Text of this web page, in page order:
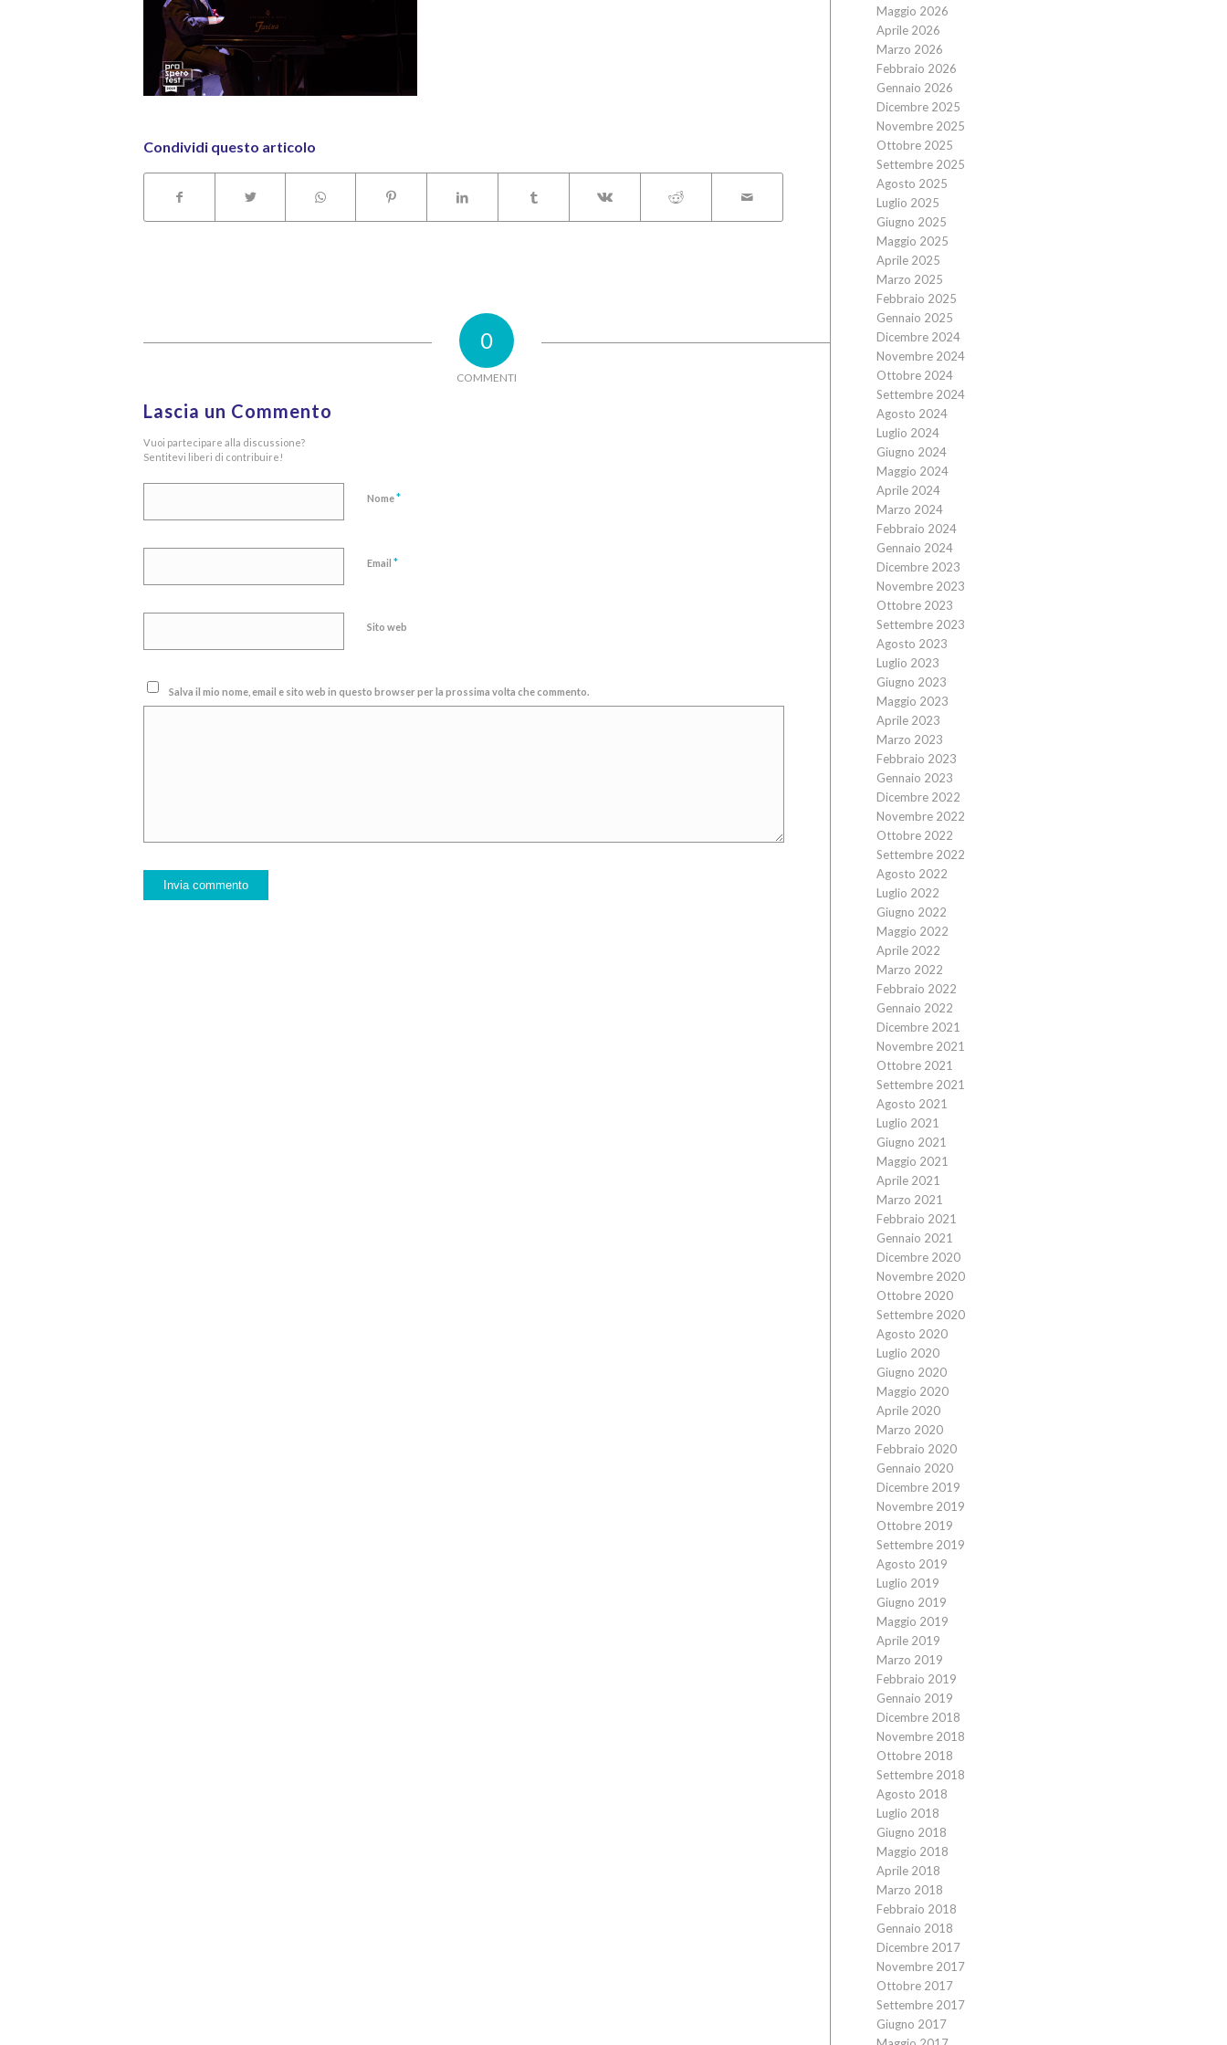
Condividi questo articolo
0
COMMENTI
Lascia un Commento
Vuoi partecipare alla discussione?
Sentitevi liberi di contribuire!
Nome*
Email *
Sito web
Salva il mio nome, email e sito web in questo browser per la prossima volta che commento.
Maggio 2026
Aprile 2026
Marzo 2026
Febbraio 2026
Gennaio 2026
Dicembre 2025
Novembre 2025
Ottobre 2025
Settembre 2025
Agosto 2025
Luglio 2025
Giugno 2025
Maggio 2025
Aprile 2025
Marzo 2025
Febbraio 2025
Gennaio 2025
Dicembre 2024
Novembre 2024
Ottobre 2024
Settembre 2024
Agosto 2024
Luglio 2024
Giugno 2024
Maggio 2024
Aprile 2024
Marzo 2024
Febbraio 2024
Gennaio 2024
Dicembre 2023
Novembre 2023
Ottobre 2023
Settembre 2023
Agosto 2023
Luglio 2023
Giugno 2023
Maggio 2023
Aprile 2023
Marzo 2023
Febbraio 2023
Gennaio 2023
Dicembre 2022
Novembre 2022
Ottobre 2022
Settembre 2022
Agosto 2022
Luglio 2022
Giugno 2022
Maggio 2022
Aprile 2022
Marzo 2022
Febbraio 2022
Gennaio 2022
Dicembre 2021
Novembre 2021
Ottobre 2021
Settembre 2021
Agosto 2021
Luglio 2021
Giugno 2021
Maggio 2021
Aprile 2021
Marzo 2021
Febbraio 2021
Gennaio 2021
Dicembre 2020
Novembre 2020
Ottobre 2020
Settembre 2020
Agosto 2020
Luglio 2020
Giugno 2020
Maggio 2020
Aprile 2020
Marzo 2020
Febbraio 2020
Gennaio 2020
Dicembre 2019
Novembre 2019
Ottobre 2019
Settembre 2019
Agosto 2019
Luglio 2019
Giugno 2019
Maggio 2019
Aprile 2019
Marzo 2019
Febbraio 2019
Gennaio 2019
Dicembre 2018
Novembre 2018
Ottobre 2018
Settembre 2018
Agosto 2018
Luglio 2018
Giugno 2018
Maggio 2018
Aprile 2018
Marzo 2018
Febbraio 2018
Gennaio 2018
Dicembre 2017
Novembre 2017
Ottobre 2017
Settembre 2017
Giugno 2017